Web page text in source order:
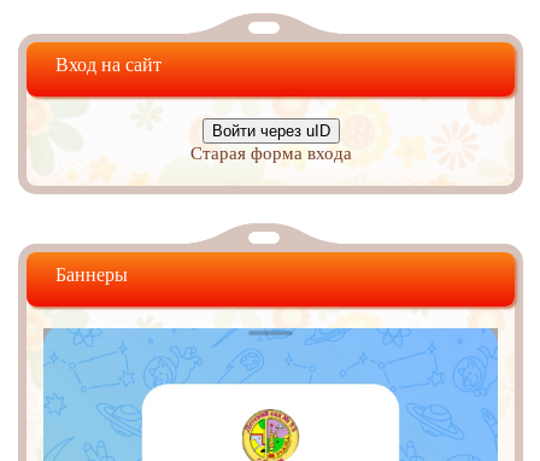
Вход на сайт
Войти через uID
Старая форма входа
Баннеры